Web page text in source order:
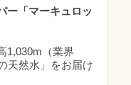
ー「マーキュロッ
1,030m（業界
天然水」をお届け